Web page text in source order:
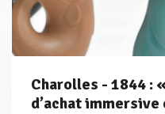
Charolles - 1844 :
d’achat